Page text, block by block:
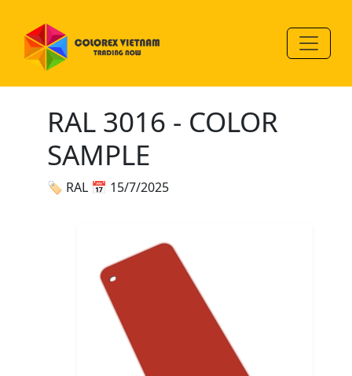
RAL 3016 - COLOR
SAMPLE
🏷 RAL 📅 15/7/2025